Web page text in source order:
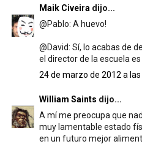
Maik Civeira dijo...
@Pablo: A huevo!
@David: Sí, lo acabas de
el director de la escuela es
24 de marzo de 2012 a las
William Saints dijo...
A mí me preocupa que
muy lamentable estado
en un futuro mejor